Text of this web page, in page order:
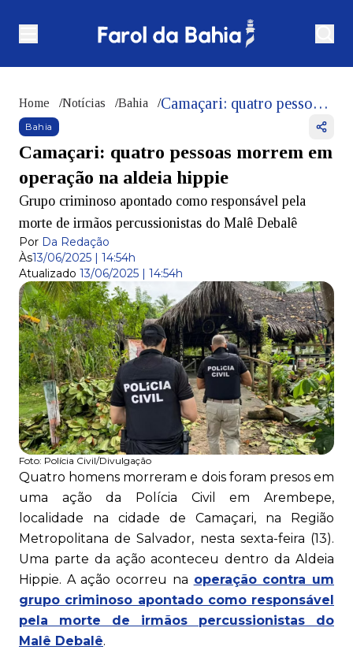
Home /Notícias /Bahia / Camaçari: quatro pessoas morrem em operação na aldeia hippie
Bahia
Camaçari: quatro pessoas morrem em
operação na aldeia hippie
Grupo criminoso apontado como responsável pela
morte de irmãos percussionistas do Malê Debalê
Por Da Redação
Às13/06/2025 | 14:54h
Atualizado 13/06/2025 | 14:54h
Foto: Polícia Civil/Divulgação
Quatro homens morreram e dois foram presos em
uma ação da Polícia Civil em Arembepe,
localidade na cidade de Camaçari, na Região
Metropolitana de Salvador, nesta sexta-feira (13).
Uma parte da ação aconteceu dentro da Aldeia
Hippie. A ação ocorreu na operação contra um
grupo criminoso apontado como responsável
pela morte de irmãos percussionistas do
Malê Debalê.